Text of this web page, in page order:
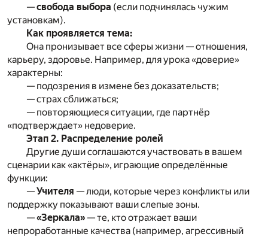
—свобода выбора (если подчинялась чужим
установкам).
Как проявляется тема:
Она пронизывает все сферы жизни — отношения,
карьеру, здоровье. Например, для урока «доверие»
характерны:
— подозрения в измене без доказательств;
— страх сближаться;
— повторяющиеся ситуации, где партнёр
«подтверждает» недоверие.
Этап 2. Распределение ролей
Другие души соглашаются участвовать в вашем
сценарии как «актёры», играющие определённые
функции:
—Учителя — люди, которые через конфликты или
поддержку показывают ваши слепые зоны.
—«Зеркала» — те, кто отражает ваши
непроработанные качества (например, агрессивный